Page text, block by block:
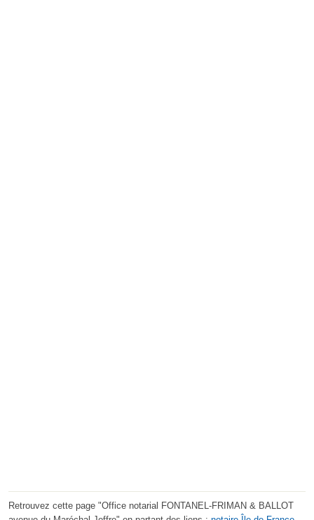
Retrouvez cette page "Office notarial FONTANEL-FRIMAN & BALLOT